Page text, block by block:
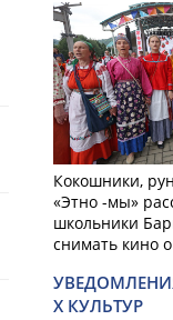
Кокошники,
«Этно -мы»
школьники
снимать кино
Х КУЛЬТУР